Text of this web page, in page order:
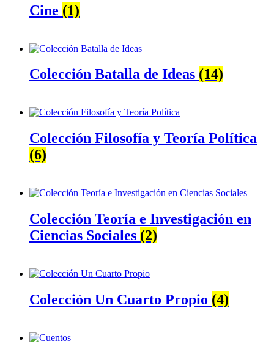
Cine (1)
Colección Batalla de Ideas (14)
Colección Filosofía y Teoría Política
(6)
Colección Teoría e Investigación en
Ciencias Sociales (2)
Colección Un Cuarto Propio (4)